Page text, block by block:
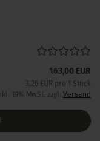
163,00 EUR
3,26 EUR pro 1 Stück
19% MwSt. zzgl. Versand